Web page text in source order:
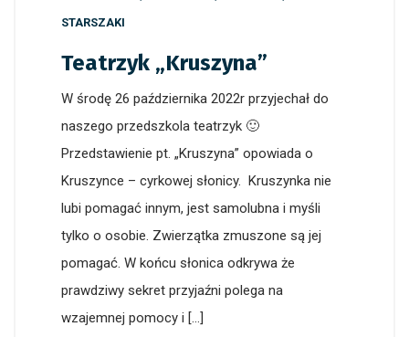
STARSZAKI
Teatrzyk „Kruszyna”
W środę 26 października 2022r przyjechał do
naszego przedszkola teatrzyk 🙂
Przedstawienie pt. „Kruszyna” opowiada o
Kruszynce – cyrkowej słonicy. Kruszynka nie
lubi pomagać innym, jest samolubna i myśli
tylko o osobie. Zwierzątka zmuszone są jej
pomagać. W końcu słonica odkrywa że
prawdziwy sekret przyjaźni polega na
wzajemnej pomocy i […]